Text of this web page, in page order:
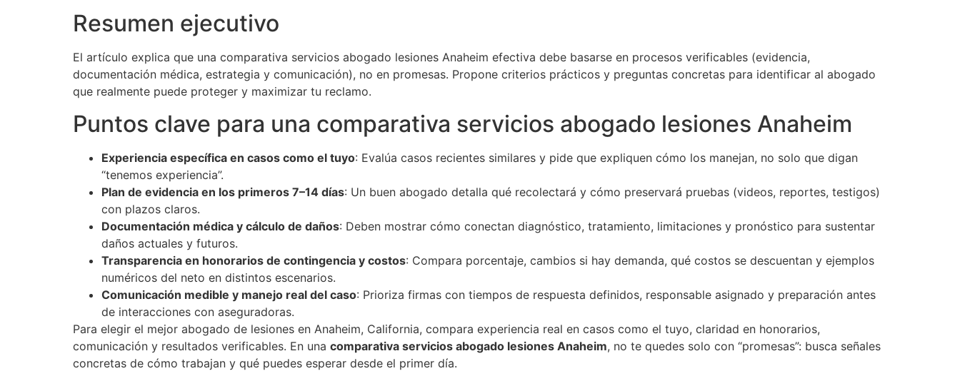
Resumen ejecutivo
El artículo explica que una comparativa servicios abogado lesiones Anaheim efectiva debe basarse en procesos verificables (evidencia,
documentación médica, estrategia y comunicación), no en promesas. Propone criterios prácticos y preguntas concretas para identificar al abogado
que realmente puede proteger y maximizar tu reclamo.
Puntos clave para una comparativa servicios abogado lesiones Anaheim
Experiencia específica en casos como el tuyo: Evalúa casos recientes similares y pide que expliquen cómo los manejan, no solo que digan
“tenemos experiencia”.
Plan de evidencia en los primeros 7–14 días: Un buen abogado detalla qué recolectará y cómo preservará pruebas (videos, reportes, testigos)
con plazos claros.
Documentación médica y cálculo de daños: Deben mostrar cómo conectan diagnóstico, tratamiento, limitaciones y pronóstico para sustentar
daños actuales y futuros.
Transparencia en honorarios de contingencia y costos: Compara porcentaje, cambios si hay demanda, qué costos se descuentan y ejemplos
numéricos del neto en distintos escenarios.
Comunicación medible y manejo real del caso: Prioriza firmas con tiempos de respuesta definidos, responsable asignado y preparación antes
de interacciones con aseguradoras.
Para elegir el mejor abogado de lesiones en Anaheim, California, compara experiencia real en casos como el tuyo, claridad en honorarios,
comunicación y resultados verificables. En una comparativa servicios abogado lesiones Anaheim, no te quedes solo con “promesas”: busca señales
concretas de cómo trabajan y qué puedes esperar desde el primer día.